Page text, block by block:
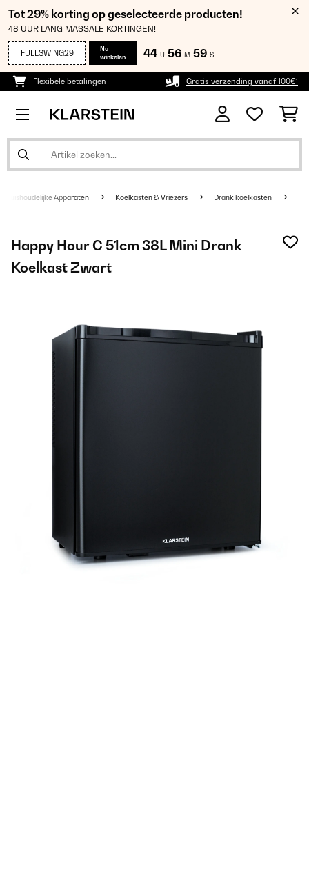
Tot 29% korting op geselecteerde producten!
48 UUR LANG MASSALE KORTINGEN!
FULLSWING29
Nu
winkelen
44 U 56 M 59 S
Flexibele betalingen Gratis verzending vanaf 100€*
Huishoudelijke Apparaten Koelkasten & Vriezers Drank koelkasten
Happy Hour C 51cm 38L Mini Drank
Koelkast Zwart